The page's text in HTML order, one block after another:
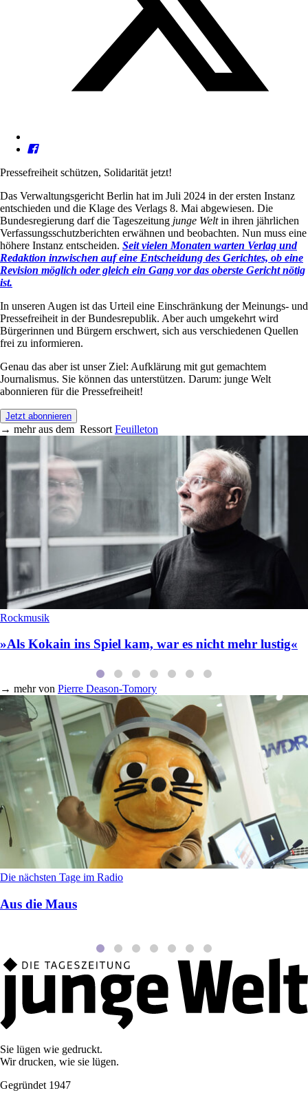
Pressefreiheit schützen, Solidarität jetzt!
Das Verwaltungsgericht Berlin hat im Juli 2024 in der ersten Instanz
entschieden und die Klage des Verlags 8. Mai abgewiesen. Die
Bundesregierung darf die Tageszeitung junge Weltin ihren jährlichen
Verfassungsschutzberichten erwähnen und beobachten. Nun muss eine
höhere Instanz entscheiden. Seit vielen Monaten warten Verlag und
Redaktion inzwischen auf eine Entscheidung des Gerichtes, ob eine
Revision möglich oder gleich ein Gang vor das oberste Gericht nötig
ist.
In unseren Augen ist das Urteil eine Einschränkung der Meinungs- und
Pressefreiheit in der Bundesrepublik. Aber auch umgekehrt wird
Bürgerinnen und Bürgern erschwert, sich aus verschiedenen Quellen
frei zu informieren.
Genau das aber ist unser Ziel: Aufklärung mit gut gemachtem
Journalismus. Sie können das unterstützen. Darum: junge Welt
abonnieren für die Pressefreiheit!
Jetzt abonnieren
→ mehr aus dem Ressort Feuilleton
Rockmusik
»Als Kokain ins Spiel kam, war es nicht mehr lustig«
→ mehr von Pierre Deason-Tomory
Die nächsten Tage im Radio
Aus die Maus
Sie lügen wie gedruckt.
Wir drucken, wie sie lügen.
Gegründet 1947